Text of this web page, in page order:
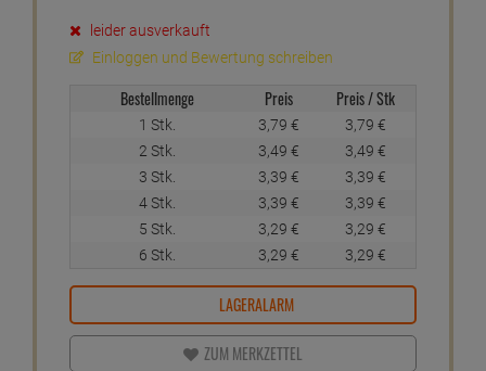
leider ausverkauft
Einloggen und Bewertung schreiben
Bestellmenge Preis Preis / Stk
1 Stk. 3, 79 € 3, 79 €
2 Stk.
3, 49 € 3, 49 €
3 Stk.
3, 39 € 3, 39 €
4 Stk.
3, 39 € 3, 39 €
5 Stk.
3, 29 € 3, 29 €
6 Stk.
3, 29 € 3, 29 €
LAGERALARM
ZUM MERKZETTEL